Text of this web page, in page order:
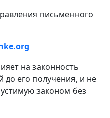
письменного
на законность
до его получения, и не
законом без